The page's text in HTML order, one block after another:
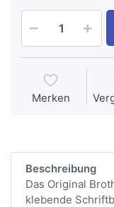
Merken
Beschreibung
Das Original
klebende